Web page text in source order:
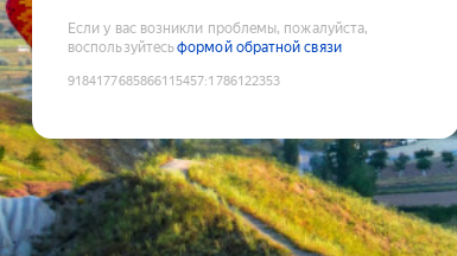
Если у вас возникли проблемы, пожалуйста,
воспользуйтесьформой обратной связи
9184177685866115457:1786122353